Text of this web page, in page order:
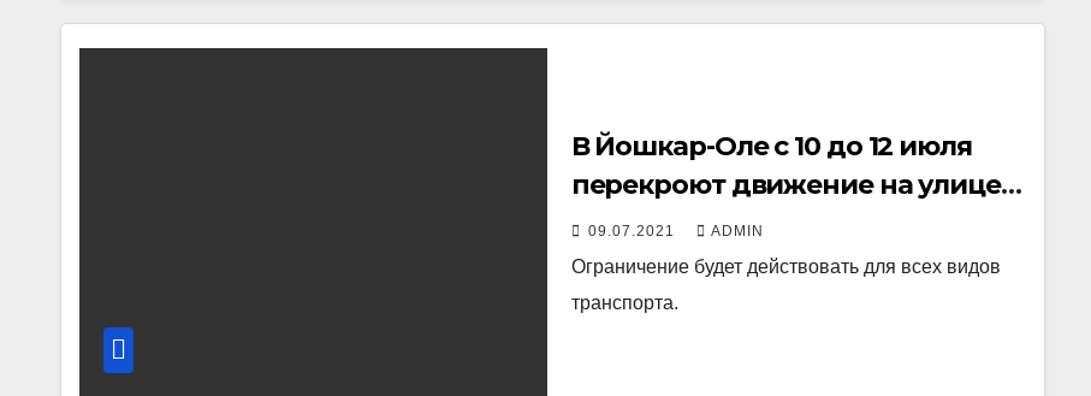
В Йошкар-Оле с 10 до 12 июля
перекроют движение на улице
Машиностроителей
09.07.2021 ADMIN
Ограничение будет действовать для всех видов
транспорта.